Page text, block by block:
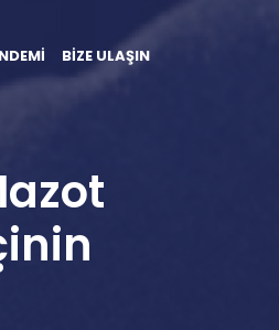
BİZE ULAŞIN